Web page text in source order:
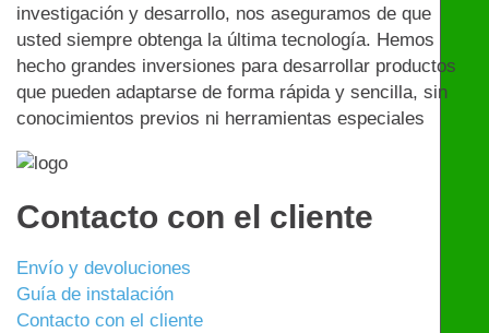
investigación y desarrollo, nos aseguramos de que
usted siempre obtenga la última tecnología. Hemos
hecho grandes inversiones para desarrollar productos
que pueden adaptarse de forma rápida y sencilla, sin
conocimientos previos ni herramientas especiales
Contacto con el cliente
Envío y devoluciones
Guía de instalación
Contacto con el cliente